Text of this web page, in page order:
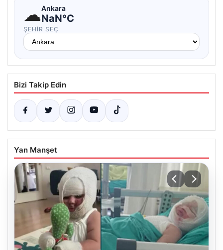
☁Ankara
NaN°C
ŞEHIR SEÇ
Bizi Takip Edin
Yan Manşet